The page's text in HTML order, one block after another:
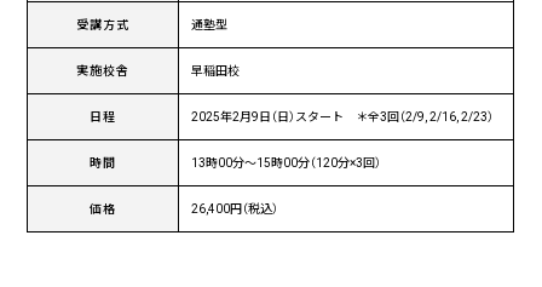
受講方式 通塾型
実施校舎 早稲田校
日程 2025年2月9日（日）スタート ＊全3回（2/9, 2/16, 2/23）
時間 13時00分〜15時00分（120分×3回）
価格 26,400円（税込）